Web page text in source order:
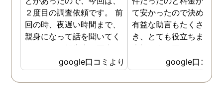
２度目の調査依頼です。 前
回の時、夜遅い時間まで、
親身になって話を聞いてく
れたのと、報告書の写真
が、場所が悪かったのに、
とても鮮明に写っていたの
で、再度、調査をお願いさ
google口コミより
て安かったので決めまし
有益な助言もたくさん頂
き、とても役立ちました
大切な人が困っていたら
番に紹介したいと思える
偵事務所です
google口コミ